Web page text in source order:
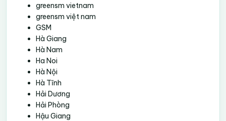
greensm vietnam
greensm việt nam
GSM
Hà Giang
Hà Nam
Ha Noi
Hà Nội
Hà Tĩnh
Hải Dương
Hải Phòng
Hậu Giang